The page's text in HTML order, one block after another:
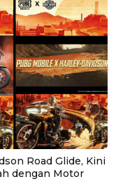
Road Glide, Kini
dengan Motor